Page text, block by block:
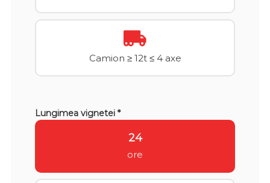
Camion ≥ 12t ≤ 4 axe
Lungimea vignetei *
24
ore